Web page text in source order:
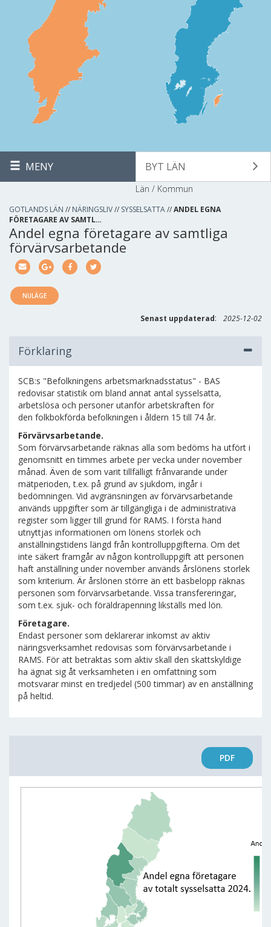
MENY BYT LÄN
Län / Kommun
GOTLANDS LÄN // NÄRINGSLIV// SYSSELSATTA//ANDEL EGNA
FÖRETAGARE AV SAMTL…
Andel egna företagare av samtliga
förvärvsarbetande
NULÄGE
Senast uppdaterad: 2025-12-02
Förklaring
SCB:s "Befolkningens arbetsmarknadsstatus" - BAS
redovisar statistik om bland annat antal sysselsatta,
arbetslösa och personer utanför arbetskraften för
den folkbokförda befolkningen i åldern 15 till 74 år.
Förvärvsarbetande.
Som förvärvsarbetande räknas alla som bedöms ha utfört i
genomsnitt en timmes arbete per vecka under november
månad. Även de som varit tillfälligt frånvarande under
mätperioden, t.ex. på grund av sjukdom, ingår i
bedömningen. Vid avgränsningen av förvärvsarbetande
används uppgifter som är tillgängliga i de administrativa
register som ligger till grund för RAMS. I första hand
utnyttjas informationen om lönens storlek och
anställningstidens längd från kontrolluppgifterna. Om det
inte säkert framgår av någon kontrolluppgift att personen
haft anställning under november används årslönens storlek
som kriterium. Är årslönen större än ett basbelopp räknas
personen som förvärvsarbetande. Vissa transfereringar,
som t.ex. sjuk- och föräldrapenning likställs med lön.
Företagare.
Endast personer som deklarerar inkomst av aktiv
näringsverksamhet redovisas som förvärvsarbetande i
RAMS. För att betraktas som aktiv skall den skattskyldige
ha ägnat sig åt verksamheten i en omfattning som
motsvarar minst en tredjedel (500 timmar) av en anställning
på heltid.
PDF